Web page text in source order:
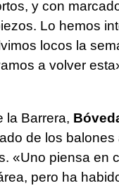
y con
Lo hemos
locos la
a volver
la Barrera,
de los balones
«Uno piensa en
pero ha